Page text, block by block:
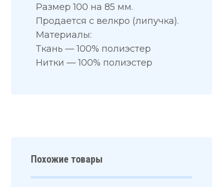
Размер 100 на 85 мм.
Продается с велкро (липучка).
Материалы:
Ткань — 100% полиэстер
Нитки — 100% полиэстер
Похожие товары